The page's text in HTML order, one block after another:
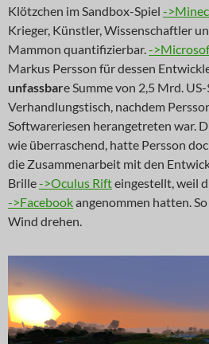
Klötzchen im Sandbox-Spiel -
Krieger, Künstler, Wissenschaftler
Mammon quantifizierbar.-
Markus Persson für dessen
unfassbare Summe von 2,5 Mrd.
Verhandlungstisch, nachdem
Softwareriesen herangetreten war.
wie überraschend, hatte Persson
die Zusammenarbeit mit den
Brille->Oculus Rifteingestellt, weil
->Facebookangenommen hatten.
Wind drehen.